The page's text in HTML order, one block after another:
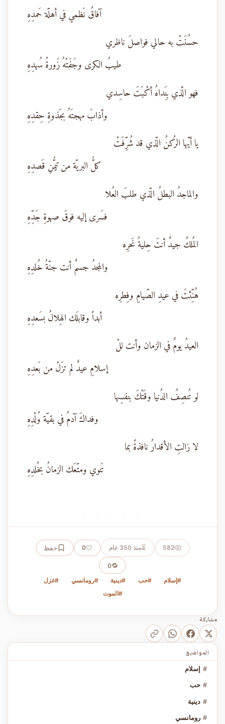
آفاقُ نَظمي في أهلّة حَمدِهِ
حسُنَتْ به حالي فواصلَ ناظري
طيبُ الكرى وجَفَتْهُ زَورةُ سُهدِهِ
فهو الّذي بِنَداهُ أكْبَتَ حاسِدي
وأذابَ مهجتَهُ بجَذوةِ حِقدِهِ
يا أيّها الرُكنُ الّذي قد شُرِّفَتْ
كلُّ البريّة من تيمُّنِ قَصدِهِ
والماجدُ البطلُ الّذي طلبَ العُلا
فسَرى إليه فوقَ صهوةِ جَدِّهِ
المُلكُ جيدٌ أنتَ حِليةُ نَحرِه
والمجدُ جسمٌ أنت جنّةُ خُلدِهِ
هُنِّئتَ في عيدِ الصّيامِ وفِطرِه
أبداً وقابلَك الهِلالُ بسَعدِهِ
العيدُ يومٌ في الزمان وأنت للْ
إسلامِ عيدٌ لم تزَلْ من بَعدِهِ
لو تُنصِفُ الدُنيا وقَتْكَ بنفسِها
وفداكَ آدمُ في بقيّة وُلْدِهِ
لا زالتِ الأقدارُ نافذةً بما
تَنوي ومتّعَك الزمانُ بخُلدِهِ
· · · · ·
582
⏳منذ 350 عام 🤍
0 حفظ
🔁
0
#إسلام
#حب #دينية #رومانسي
#غزل
#الموت
مشاركة
المواضيع
# إسلام
# حب
# دينية
# رومانسي